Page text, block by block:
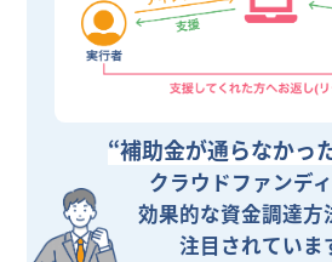
“補助金が通らなかっ
クラウドファンデ
効果的な資金調達方
注目されていま